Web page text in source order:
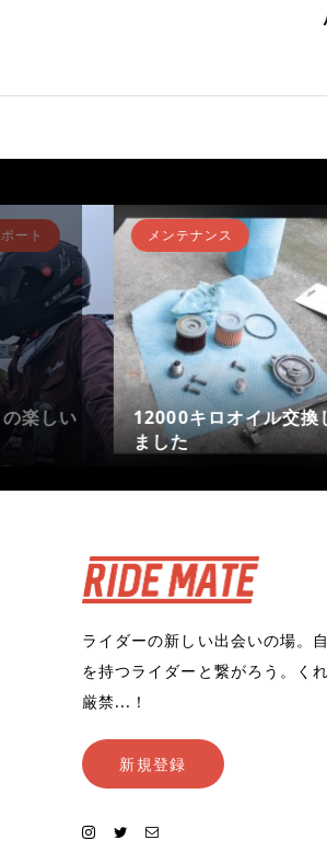
しい
関西ツーリングレポート
2026/6/23 【平日】美
山・日吉ダム
ライダーの新しい出会いの場。
を持つライダーと繋がろう。く
厳禁...！
新規登録